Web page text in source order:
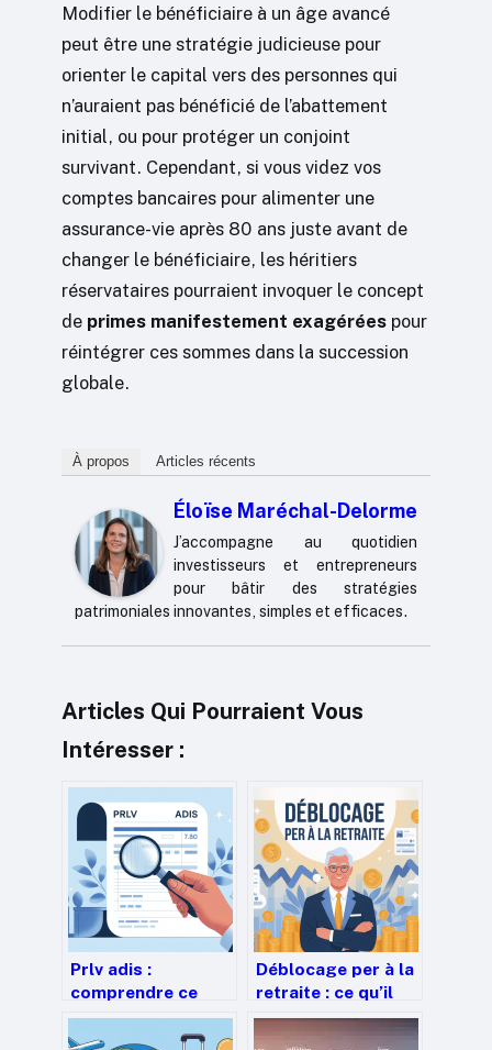
Modifier le bénéficiaire à un âge avancé
peut être une stratégie judicieuse pour
orienter le capital vers des personnes qui
n’auraient pas bénéficié de l’abattement
initial, ou pour protéger un conjoint
survivant. Cependant, si vous videz vos
comptes bancaires pour alimenter une
assurance-vie après 80 ans juste avant de
changer le bénéficiaire, les héritiers
réservataires pourraient invoquer le concept
de primes manifestement exagérées pour
réintégrer ces sommes dans la succession
globale.
À propos Articles récents
Éloïse Maréchal-Delorme
J’accompagne au quotidien
investisseurs et entrepreneurs
pour bâtir des stratégies
patrimoniales innovantes, simples et efficaces.
Articles Qui Pourraient Vous
Intéresser :
Prlv adis :
comprendre ce
prélèvement et
comment réagir
Déblocage per à la
retraite : ce qu’il
faut savoir pour
décider